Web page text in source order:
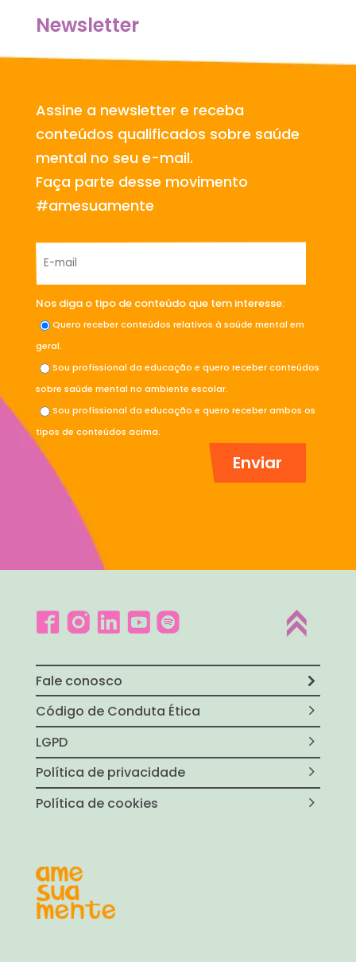
Newsletter
Assine a newsletter e receba
conteúdos qualificados sobre saúde
mental no seu e-mail.
Faça parte desse movimento
#amesuamente
Nos diga o tipo de conteúdo que tem interesse:
Quero receber conteúdos relativos à saúde mental em
geral.
Sou profissional da educação e quero receber conteúdos
sobre saúde mental no ambiente escolar.
Sou profissional da educação e quero receber ambos os
tipos de conteúdos acima.
Fale conosco
Código de Conduta Ética
LGPD
Política de privacidade
Política de cookies